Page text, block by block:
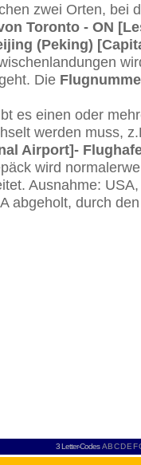
zwei Orten, bei
Toronto - ON
(Peking)
Die
es einen oder
werden muss,
Airport]-
wird
Ausnahme:
abgeholt, durch
3 Letter-Codes ABCDEF